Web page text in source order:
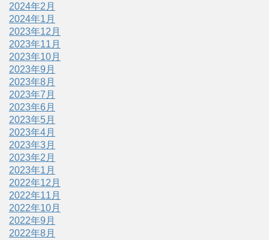
2024年2月
2024年1月
2023年12月
2023年11月
2023年10月
2023年9月
2023年8月
2023年7月
2023年6月
2023年5月
2023年4月
2023年3月
2023年2月
2023年1月
2022年12月
2022年11月
2022年10月
2022年9月
2022年8月